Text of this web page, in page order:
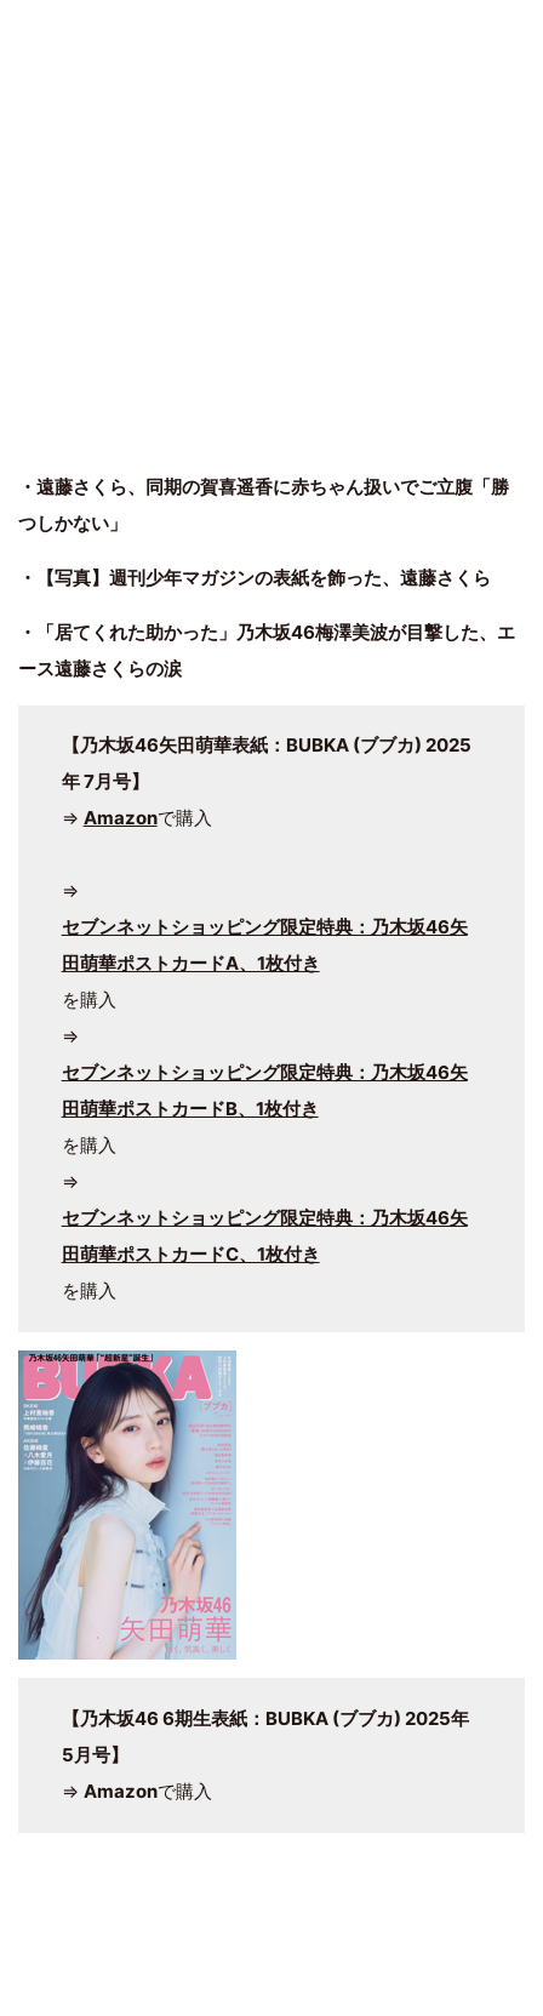
・遠藤さくら、同期の賀喜遥香に赤ちゃん扱いでご立腹「勝
つしかない」
・【写真】週刊少年マガジンの表紙を飾った、遠藤さくら
・「居てくれた助かった」乃木坂46梅澤美波が目撃した、エ
ース遠藤さくらの涙
【乃木坂46矢田萌華表紙：BUBKA (ブブカ) 2025
年 7月号】
⇒ Amazonで購入
⇒
セブンネットショッピング限定特典：乃木坂46矢
田萌華ポストカードA、1枚付き
を購入
⇒
セブンネットショッピング限定特典：乃木坂46矢
田萌華ポストカードB、1枚付き
を購入
⇒
セブンネットショッピング限定特典：乃木坂46矢
田萌華ポストカードC、1枚付き
を購入
【乃木坂46 6期生表紙：BUBKA (ブブカ) 2025年
5月号】
⇒ Amazonで購入